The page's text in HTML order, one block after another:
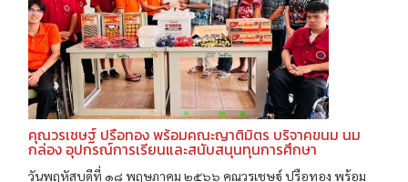
คุณวรเชษฐ์ ปรือทอง พร้อมคณะญาติมิตร บริจาคขนม นม
กล่อง อุปกรณ์การเรียนและสนับสนุนทุนการศึกษา
วันพฤหัสบดีที่ ๑๘ พฤษภาคม ๒๕๖๖ คุณวรเชษฐ์ ปรือทอง พร้อม